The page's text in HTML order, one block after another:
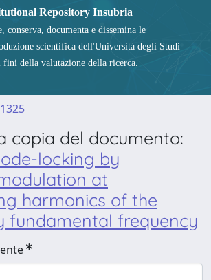
Repository Insubria
conserva, documenta e dissemina le
scientifica dell'Università degli Studi
fini della valutazione della ricerca.
copia del documento:
locking by
at
harmonics of the
fundamental frequency